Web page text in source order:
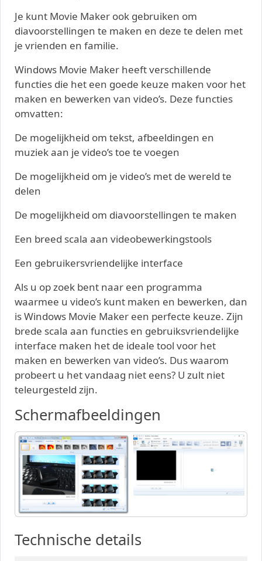
Je kunt Movie Maker ook gebruiken om
diavoorstellingen te maken en deze te delen met
je vrienden en familie.
Windows Movie Maker heeft verschillende
functies die het een goede keuze maken voor het
maken en bewerken van video’s. Deze functies
omvatten:
De mogelijkheid om tekst, afbeeldingen en
muziek aan je video’s toe te voegen
De mogelijkheid om je video’s met de wereld te
delen
De mogelijkheid om diavoorstellingen te maken
Een breed scala aan videobewerkingstools
Een gebruikersvriendelijke interface
Als u op zoek bent naar een programma
waarmee u video’s kunt maken en bewerken, dan
is Windows Movie Maker een perfecte keuze. Zijn
brede scala aan functies en gebruiksvriendelijke
interface maken het de ideale tool voor het
maken en bewerken van video’s. Dus waarom
probeert u het vandaag niet eens? U zult niet
teleurgesteld zijn.
Schermafbeeldingen
Technische details